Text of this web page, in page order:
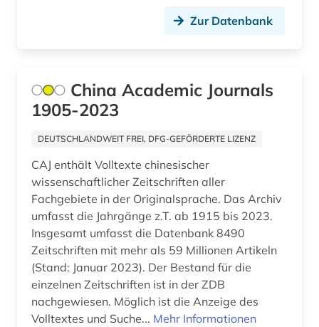
metaphysik (1)
mineralogie (1)
molekularbiologie (2)
musik (2)
musikwissenschaft (1)
nachhaltige entwicklung (1)
nachhaltigkeit (1)
naturgeschichte (1)
naturschutz (1)
Zur Datenbank
China Academic Journals
1905-2023
DEUTSCHLANDWEIT FREI, DFG-GEFÖRDERTE LIZENZ
CAJ enthält Volltexte chinesischer
wissenschaftlicher Zeitschriften aller
Fachgebiete in der Originalsprache. Das Archiv
umfasst die Jahrgänge z.T. ab 1915 bis 2023.
Insgesamt umfasst die Datenbank 8490
Zeitschriften mit mehr als 59 Millionen Artikeln
(Stand: Januar 2023). Der Bestand für die
einzelnen Zeitschriften ist in der ZDB
nachgewiesen. Möglich ist die Anzeige des
Volltextes und Suche... Mehr Informationen